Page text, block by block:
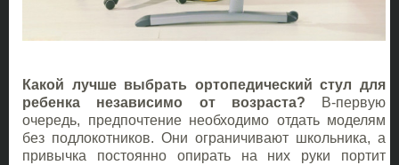
Какой лучше выбрать ортопедический стул для
ребенка независимо от возраста? В-первую
очередь, предпочтение необходимо отдать моделям
без подлокотников. Они ограничивают школьника, а
привычка постоянно опирать на них руки портит